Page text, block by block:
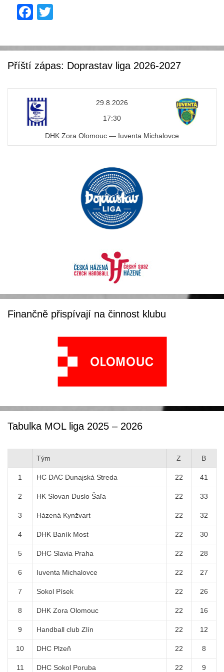
F
c
e
o
o
k
tt
er
Příští zápas: Doprastav liga 2026-2027
29.8.2026
17:30
DHK Zora Olomouc — Iuventa Michalovce
Finančně přispívají na činnost klubu
Tabulka MOL liga 2025 – 2026
Tým Z B
1 HC DAC Dunajská Streda 22 41
2 HK Slovan Duslo Šaľa 22 33
3 Házená Kynžvart 22 32
4 DHK Baník Most 22 30
5 DHC Slavia Praha 22 28
6 Iuventa Michalovce 22 27
7 Sokol Písek 22 26
8 DHK Zora Olomouc 22 16
9 Handball club Zlín 22 12
10 DHC Plzeň 22 8
11 DHC Sokol Poruba 22 9